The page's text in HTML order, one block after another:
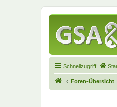
Schnellzugriff
Foren-Übersicht